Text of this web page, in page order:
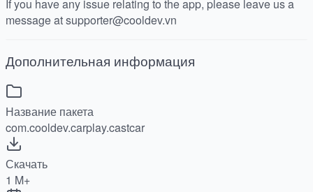
If you have any issue relating to the app, please leave us a
message at supporter@cooldev.vn
Дополнительная информация
Название пакета
com.cooldev.carplay.castcar
Скачать
1 M+